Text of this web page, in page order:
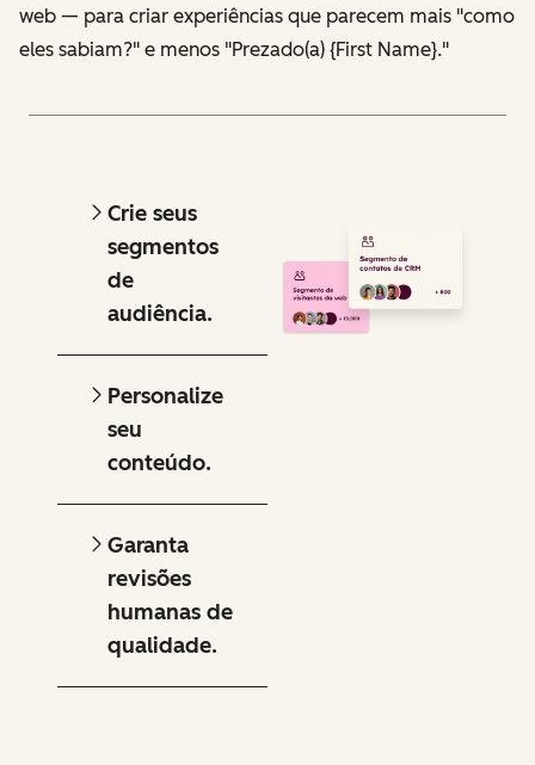
web — para criar experiências que parecem mais "como
eles sabiam?" e menos "Prezado(a) {First Name}."
Crie seus
segmentos
de
audiência.
Personalize
seu
conteúdo.
Garanta
revisões
humanas de
qualidade.